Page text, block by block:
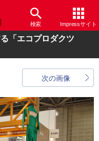
検索 Impressサイト
「エコプロダクツ
次の画像